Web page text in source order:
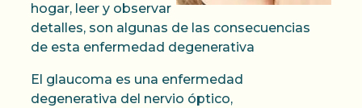
hogar, leer y observar
detalles, son algunas de las consecuencias
de esta enfermedad degenerativa
El glaucoma es una enfermedad
degenerativa del nervio óptico,